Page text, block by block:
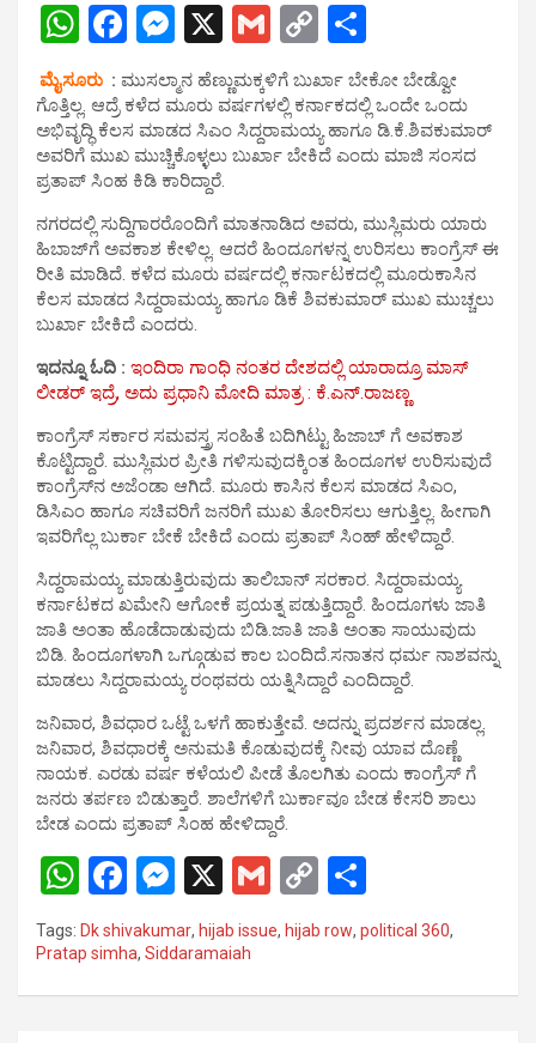
W
h
at
s
A
p
p
F
a
ce
b
o
o
k
M
es
se
n
g
er
X
G
m
ail
C
py
Li
k
h
ar
e
ಮೈಸೂರು : ಮುಸಲ್ಮಾನ ಹೆಣ್ಣುಮಕ್ಕಳಿಗೆ ಬುರ್ಖಾ ಬೇಕೋ ಬೇಡ್ವೋ
ಗೊತ್ತಿಲ್ಲ. ಆದ್ರೆ ಕಳೆದ ಮೂರು ವರ್ಷಗಳಲ್ಲಿ ಕರ್ನಾಕದಲ್ಲಿ ಒಂದೇ ಒಂದು
ಅಭಿವೃದ್ಧಿ ಕೆಲಸ ಮಾಡದ ಸಿಎಂ ಸಿದ್ದರಾಮಯ್ಯ ಹಾಗೂ ಡಿ.ಕೆ.ಶಿವಕುಮಾರ್
ಅವರಿಗೆ ಮುಖ ಮುಚ್ಚಿಕೊಳ್ಳಲು ಬುರ್ಖಾ ಬೇಕಿದೆ ಎಂದು ಮಾಜಿ ಸಂಸದ
ಪ್ರತಾಪ್ ಸಿಂಹ ಕಿಡಿ ಕಾರಿದ್ದಾರೆ.
ನಗರದಲ್ಲಿ ಸುದ್ದಿಗಾರರೊಂದಿಗೆ ಮಾತನಾಡಿದ ಅವರು, ಮುಸ್ಲಿಮರು ಯಾರು
ಹಿಬಾಜ್‌ಗೆ ಅವಕಾಶ ಕೇಳಿಲ್ಲ. ಆದರೆ ಹಿಂದೂಗಳನ್ನ ಉರಿಸಲು ಕಾಂಗ್ರೆಸ್ ಈ
ರೀತಿ ಮಾಡಿದೆ. ಕಳೆದ ಮೂರು ವರ್ಷದಲ್ಲಿ ಕರ್ನಾಟಕದಲ್ಲಿ ಮೂರುಕಾಸಿನ
ಕೆಲಸ ಮಾಡದ ಸಿದ್ದರಾಮಯ್ಯ ಹಾಗೂ ಡಿಕೆ ಶಿವಕುಮಾರ್‌ ಮುಖ ಮುಚ್ಚಲು
ಬುರ್ಖಾ ಬೇಕಿದೆ ಎಂದರು.
ಇದನ್ನೂ ಓದಿ : ಇಂದಿರಾ ಗಾಂಧಿ ನಂತರ ದೇಶದಲ್ಲಿ ಯಾರಾದ್ರೂ ಮಾಸ್
ಲೀಡರ್ ಇದ್ರೆ, ಅದು ಪ್ರಧಾನಿ ಮೋದಿ ಮಾತ್ರ : ಕೆ.ಎನ್.ರಾಜಣ್ಣ
ಕಾಂಗ್ರೆಸ್ ಸರ್ಕಾರ ಸಮವಸ್ತ್ರ ಸಂಹಿತೆ ಬದಿಗಿಟ್ಟು ಹಿಜಾಬ್ ಗೆ ಅವಕಾಶ
ಕೊಟ್ಟಿದ್ದಾರೆ. ಮುಸ್ಲಿಮರ ಪ್ರೀತಿ ಗಳಿಸುವುದಕ್ಕಿಂತ ಹಿಂದೂಗಳ‌ ಉರಿಸುವುದೆ
ಕಾಂಗ್ರೆಸ್‌ನ ಅಜೆಂಡಾ ಆಗಿದೆ. ಮೂರು ಕಾಸಿನ ಕೆಲಸ ಮಾಡದ ಸಿಎಂ,
ಡಿಸಿಎಂ ಹಾಗೂ ಸಚಿವರಿಗೆ ಜನರಿಗೆ ಮುಖ ತೋರಿಸಲು ಆಗುತ್ತಿಲ್ಲ. ಹೀಗಾಗಿ
ಇವರಿಗೆಲ್ಲ ಬುರ್ಕಾ ಬೇಕೆ ಬೇಕಿದೆ ಎಂದು ಪ್ರತಾಪ್ ಸಿಂಹ್ ಹೇಳಿದ್ದಾರೆ.
ಸಿದ್ದರಾಮಯ್ಯ ಮಾಡುತ್ತಿರುವುದು ತಾಲಿಬಾನ್ ಸರಕಾರ. ಸಿದ್ದರಾಮಯ್ಯ
ಕರ್ನಾಟಕದ ಖಮೇನಿ ಆಗೋಕೆ ಪ್ರಯತ್ನ ಪಡುತ್ತಿದ್ದಾರೆ. ಹಿಂದೂಗಳು ಜಾತಿ
ಜಾತಿ ಅಂತಾ ಹೊಡೆದಾಡುವುದು ಬಿಡಿ.ಜಾತಿ ಜಾತಿ ಅಂತಾ ಸಾಯುವುದು
ಬಿಡಿ. ಹಿಂದೂಗಳಾಗಿ ಒಗ್ಗೂಡುವ ಕಾಲ ಬಂದಿದೆ.ಸನಾತನ ಧರ್ಮ ನಾಶವನ್ನು
ಮಾಡಲು ಸಿದ್ದರಾಮಯ್ಯ ರಂಥವರು ಯತ್ನಿಸಿದ್ದಾರೆ ಎಂದಿದ್ದಾರೆ.
ಜನಿವಾರ, ಶಿವಧಾರ ಒಟ್ಟೆ ಒಳಗೆ ಹಾಕುತ್ತೇವೆ. ಅದನ್ನು ಪ್ರದರ್ಶನ ಮಾಡಲ್ಲ.
ಜನಿವಾರ, ಶಿವಧಾರಕ್ಕೆ ಅನುಮತಿ ಕೊಡುವುದಕ್ಕೆ ನೀವು ಯಾವ ದೊಣ್ಣೆ
ನಾಯಕ. ಎರಡು ವರ್ಷ ಕಳೆಯಲಿ ಪೀಡೆ ತೊಲಗಿತು ಎಂದು ಕಾಂಗ್ರೆಸ್ ಗೆ
ಜನರು ತರ್ಪಣ ಬಿಡುತ್ತಾರೆ. ಶಾಲೆಗಳಿಗೆ ಬುರ್ಕಾವೂ ಬೇಡ ಕೇಸರಿ ಶಾಲು
ಬೇಡ ಎಂದು ಪ್ರತಾಪ್ ಸಿಂಹ ಹೇಳಿದ್ದಾರೆ.
W
h
at
s
F
a
ce
b
M
es
se
n
X
G
m
ail
C
py
Li
h
e
Tags: Dk shivakumar, hijab issue, hijab row, political 360,
Pratap simha, Siddaramaiah